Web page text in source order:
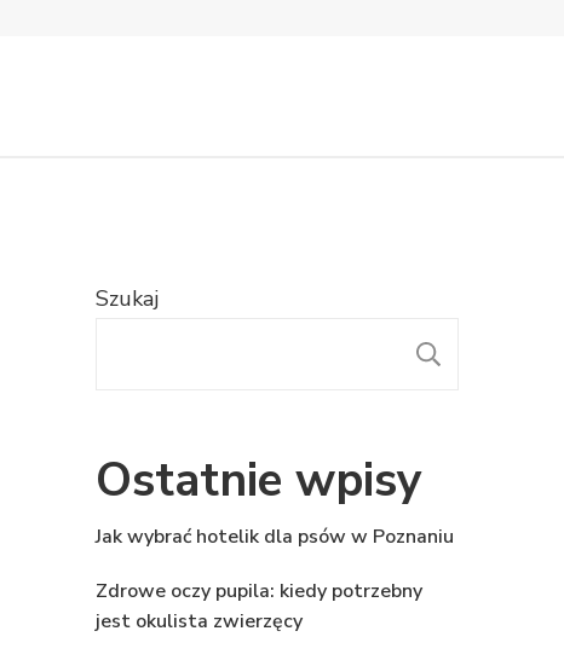
Szukaj
Ostatnie wpisy
Jak wybrać hotelik dla psów w Poznaniu
Zdrowe oczy pupila: kiedy potrzebny
jest okulista zwierzęcy